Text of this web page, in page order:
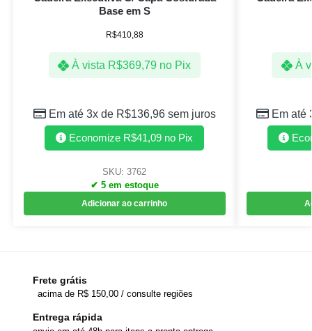
Base em S
R$410,88
À vista R$369,79 no Pix
Em até 3x de R$136,96sem juros
Economize R$41,09 no Pix
SKU: 3762
✔ 5 em estoque
Adicionar ao carrinho
À
Em até
Frete grátis
acima de R$ 150,00 / consulte regiões
Entrega rápida